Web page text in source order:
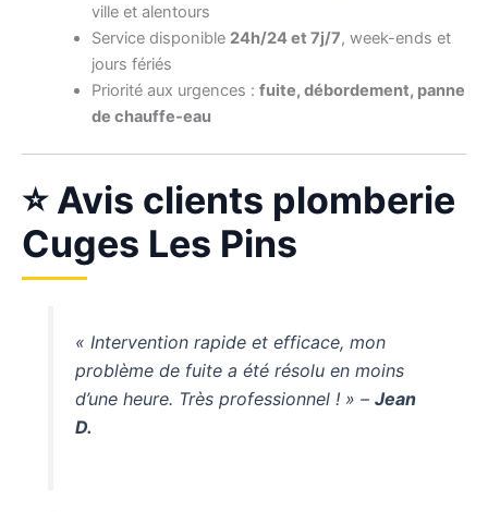
ville et alentours
Service disponible 24h/24 et 7j/7, week-ends et
jours fériés
Priorité aux urgences : fuite, débordement, panne
de chauffe-eau
⭐ Avis clients plomberie
Cuges Les Pins
« Intervention rapide et efficace, mon
problème de fuite a été résolu en moins
d’une heure. Très professionnel ! » –Jean
D.